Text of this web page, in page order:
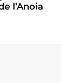
l’Anoia